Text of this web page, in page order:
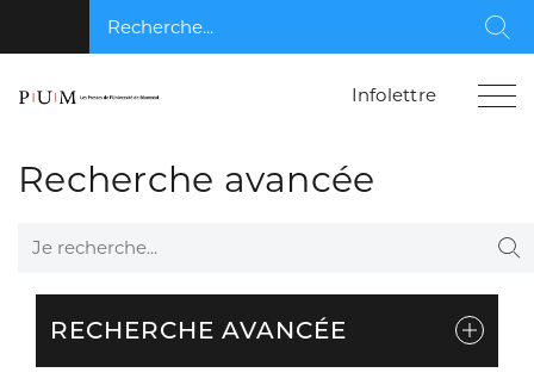
Recherche...
Infolettre
Recherche avancée
Je recherche...
RECHERCHE AVANCÉE